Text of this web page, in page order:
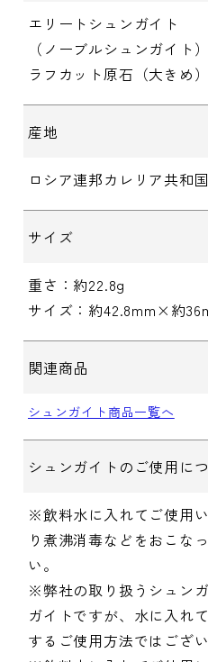
エリートシュンガイト
（ノーブルシュンガイト）
ラフカット原石（大きめ）
産地
ロシア連邦カレリア共和国
サイズ
重さ：約22.8g
サイズ：約42.8mm×約
関連商品
シュンガイト商品一覧へ
シュンガイトのご使用に
※飲料水に入れてご使用
り煮沸消毒などをおこな
い。
※弊社の取り扱うシュン
ガイトですが、水に入れ
するご使用方法ではござい